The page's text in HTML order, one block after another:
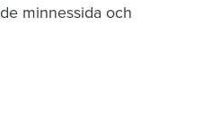
minnessida och